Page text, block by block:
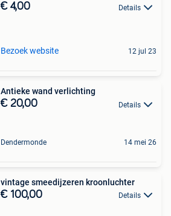
€ 4,00 Details
Bezoek website 12 jul 23
Antieke wand verlichting
€ 20,00 Details
Dendermonde 14 mei 26
vintage smeedijzeren kroonluchter
€ 100,00 Details